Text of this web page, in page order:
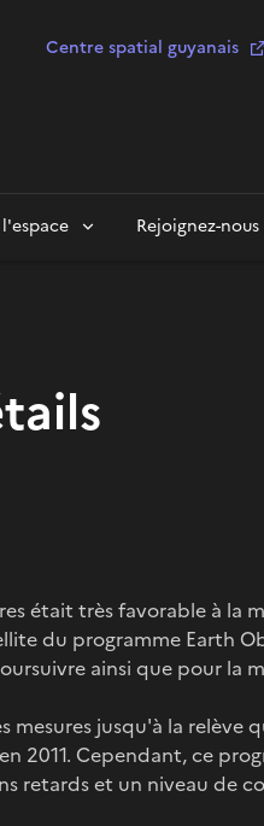
Centre spatial guyanais
Rejoignez-nous
était très favorable à la
du programme Earth
ainsi que pour la
mesures jusqu'à la
2011. Cependant, ce
retards et un niveau de